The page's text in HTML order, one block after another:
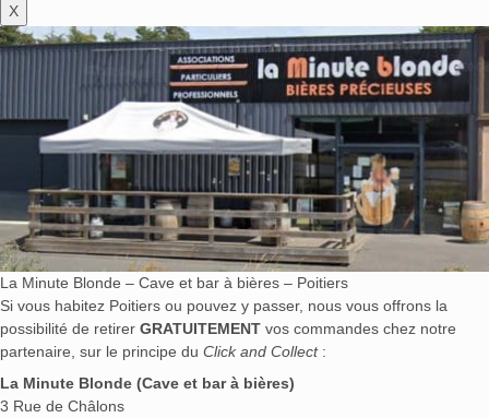
X
La Minute Blonde – Cave et bar à bières – Poitiers
Si vous habitez Poitiers ou pouvez y passer, nous vous offrons la
possibilité de retirer GRATUITEMENT vos commandes chez notre
partenaire, sur le principe du Click and Collect:
La Minute Blonde (Cave et bar à bières)
3 Rue de Châlons